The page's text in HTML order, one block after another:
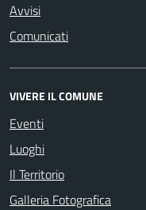
Avvisi
Comunicati
VIVERE IL COMUNE
Eventi
Luoghi
Il Territorio
Galleria Fotografica